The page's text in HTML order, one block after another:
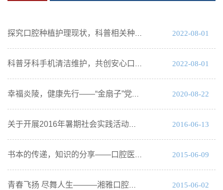
探究口腔种植护理现状，科普相关种植知识 2022-08-01
科普牙科手机清洁维护，共创安心口腔就医环境 2022-08-01
幸福炎陵，健康先行——“金扇子”党员志愿服务博士团暑期社会实践活动圆满结束 2020-08-22
关于开展2016年暑期社会实践活动的通知 2016-06-13
书本的传递，知识的分享——口腔医学院开展“学长的火炬”活动 2015-06-09
青春飞扬 尽舞人生———湘雅口腔医（学）院525活动总结 2015-06-02